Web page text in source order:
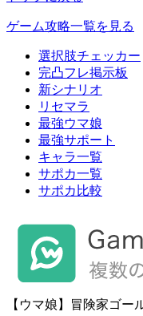
ゲーム攻略一覧を見る
選択肢チェッカー
完凸フレ掲示板
新シナリオ
リセマラ
最強ウマ娘
最強サポート
キャラ一覧
サポカ一覧
サポカ比較
【ウマ娘】冒険家ゴ